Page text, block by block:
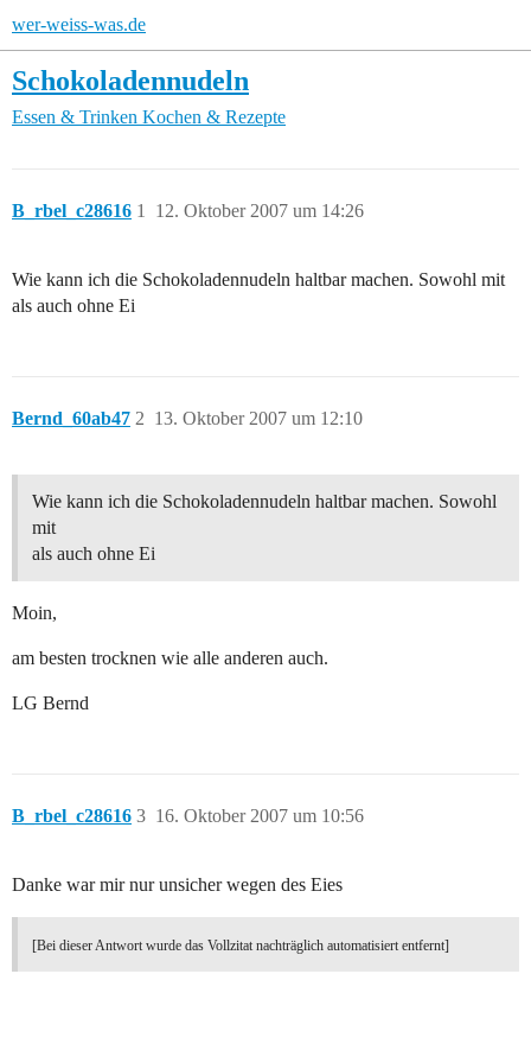
wer-weiss-was.de
Schokoladennudeln
Essen & Trinken Kochen & Rezepte
B_rbel_c28616 12. Oktober 2007 um 14:26
1
Wie kann ich die Schokoladennudeln haltbar machen. Sowohl mit
als auch ohne Ei
Bernd_60ab47 13. Oktober 2007 um 12:10
2
Wie kann ich die Schokoladennudeln haltbar machen. Sowohl
mit
als auch ohne Ei
Moin,
am besten trocknen wie alle anderen auch.
LG Bernd
B_rbel_c28616 16. Oktober 2007 um 10:56
3
Danke war mir nur unsicher wegen des Eies
[Bei dieser Antwort wurde das Vollzitat nachträglich automatisiert entfernt]